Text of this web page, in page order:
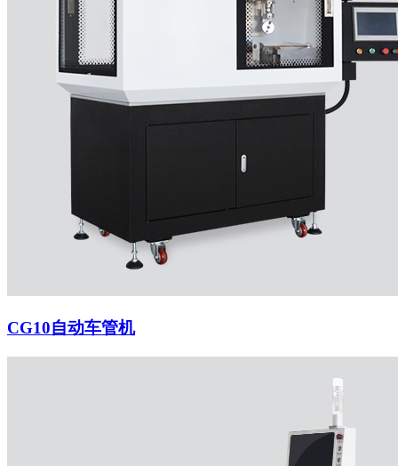
CG10自动车管机